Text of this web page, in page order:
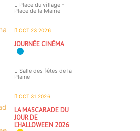
Place du village -
Place de la Mairie
OCT 23 2026
JOURNÉE CINÉMA
Salle des fêtes de la
Plaine
OCT 31 2026
LA MASCARADE DU
JOUR DE
L’HALLOWEEN 2026